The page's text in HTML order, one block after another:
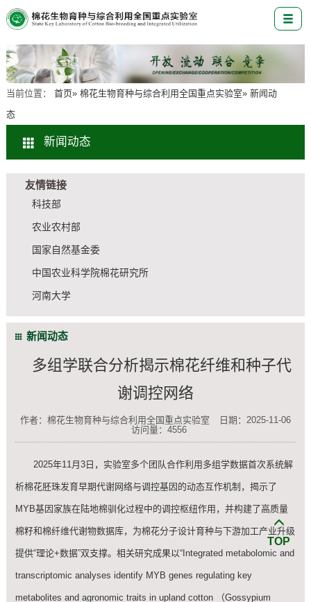
当前位置： 首页» 棉花生物育种与综合利用全国重点实验室» 新闻动
态
新闻动态
友情链接
科技部
农业农村部
国家自然基金委
中国农业科学院棉花研究所
河南大学
新闻动态
多组学联合分析揭示棉花纤维和种子代
谢调控网络
作者：棉花生物育种与综合利用全国重点实验室
日期：2025-11-06
访问量： 4556
2025年11月3日，实验室多个团队合作利用多组学数据首次系统解
析棉花胚珠发育早期代谢网络与调控基因的动态互作机制，揭示了
MYB基因家族在陆地棉驯化过程中的调控枢纽作用，并构建了高质量
棉籽和棉纤维代谢物数据库，为棉花分子设计育种与下游加工产业升级
提供“理论+数据”双支撑。相关研究成果以“Integrated metabolomic and
transcriptomic analyses identify MYB genes regulating key
metabolites and agronomic traits in upland cotton （Gossypium
TOP